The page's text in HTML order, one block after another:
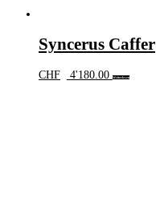
Syncerus Caffer
CHF 4'180.00 Weiterlesen